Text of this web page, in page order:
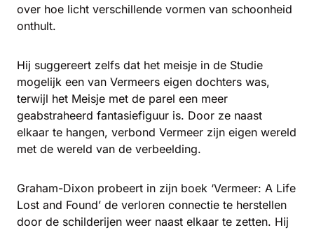
over hoe licht verschillende vormen van schoonheid
onthult.
Hij suggereert zelfs dat het meisje in de Studie
mogelijk een van Vermeers eigen dochters was,
terwijl het Meisje met de parel een meer
geabstraheerd fantasiefiguur is. Door ze naast
elkaar te hangen, verbond Vermeer zijn eigen wereld
met de wereld van de verbeelding.
Graham-Dixon probeert in zijn boek ‘Vermeer: A Life
Lost and Found’ de verloren connectie te herstellen
door de schilderijen weer naast elkaar te zetten. Hij